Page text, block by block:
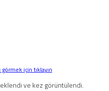
için tıklayın
ve kez görüntülendi.